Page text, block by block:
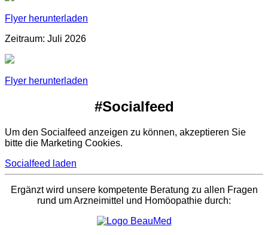
Flyer herunterladen
Zeitraum: Juli 2026
Flyer herunterladen
#Socialfeed
Um den Socialfeed anzeigen zu können, akzeptieren Sie
bitte die Marketing Cookies.
Socialfeed laden
Ergänzt wird unsere kompetente Beratung zu allen Fragen
rund um Arzneimittel und Homöopathie durch: